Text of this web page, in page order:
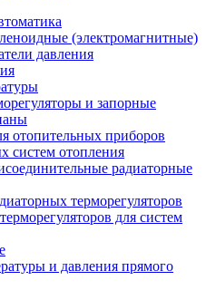
(электромагнитные)
давления
и запорные
отопительных приборов
систем отопления
радиаторные
терморегуляторов
для систем
и давления прямого